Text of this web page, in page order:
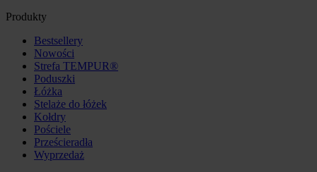
Produkty
Bestsellery
Nowości
Strefa TEMPUR®
Poduszki
Łóżka
Stelaże do łóżek
Kołdry
Pościele
Prześcieradła
Wyprzedaż